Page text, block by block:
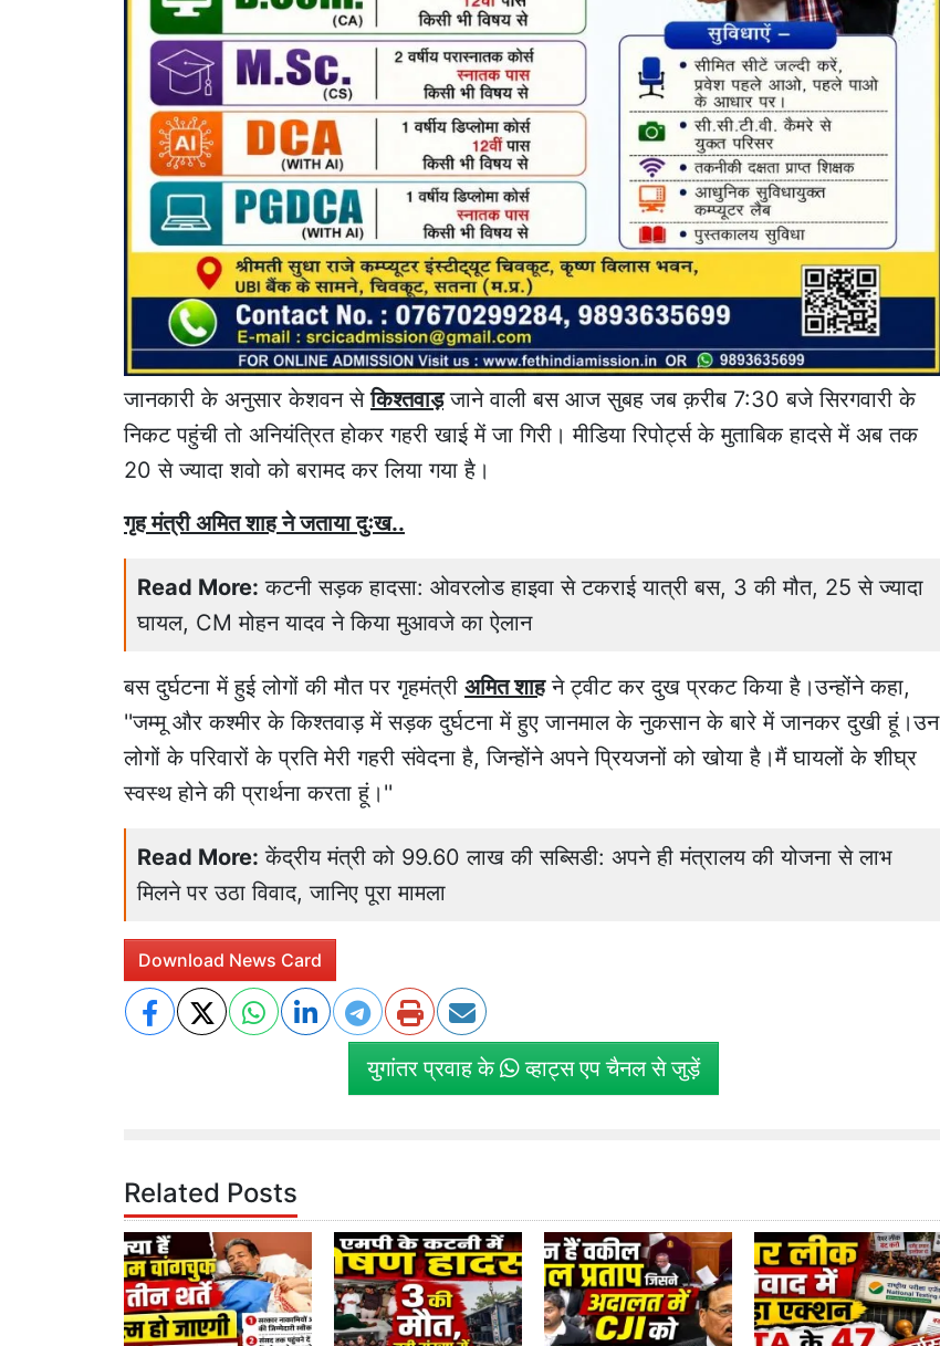
जानकारी के अनुसार केशवन सेकिश्तवाड़जाने वाली बस आज सुबह जब क़रीब 7:30 बजे सिरगवारी के
निकट पहुंची तो अनियंत्रित होकर गहरी खाई में जा गिरी। मीडिया रिपोर्ट्स के मुताबिक हादसे में अब तक
20 से ज्यादा शवो को बरामद कर लिया गया है।
गृह मंत्री अमित शाह ने जताया दुःख..
Read More: कटनी सड़क हादसा: ओवरलोड हाइवा से टकराई यात्री बस, 3 की मौत, 25 से ज्यादा
घायल, CM मोहन यादव ने किया मुआवजे का ऐलान
बस दुर्घटना में हुई लोगों की मौत पर गृहमंत्री अमित शाहने ट्वीट कर दुख प्रकट किया है।उन्होंने कहा,
''जम्मू और कश्मीर के किश्तवाड़ में सड़क दुर्घटना में हुए जानमाल के नुकसान के बारे में जानकर दुखी हूं।उन
लोगों के परिवारों के प्रति मेरी गहरी संवेदना है, जिन्होंने अपने प्रियजनों को खोया है।मैं घायलों के शीघ्र
स्वस्थ होने की प्रार्थना करता हूं।''
Read More: केंद्रीय मंत्री को 99.60 लाख की सब्सिडी: अपने ही मंत्रालय की योजना से लाभ
मिलने पर उठा विवाद, जानिए पूरा मामला
Download News Card
युगांतर प्रवाह के व्हाट्स एप चैनल से जुड़ें
Related Posts